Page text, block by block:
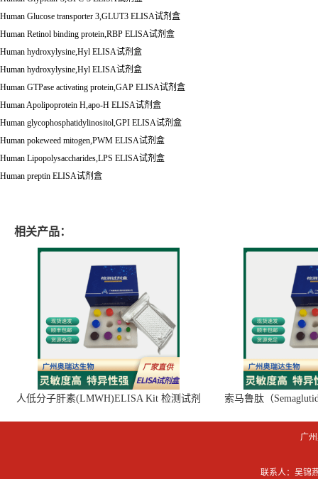
Human Glucose transporter 3,GLUT3 ELISA试剂盒
Human Retinol binding protein,RBP ELISA试剂盒
Human hydroxylysine,Hyl ELISA试剂盒
Human hydroxylysine,Hyl ELISA试剂盒
Human GTPase activating protein,GAP ELISA试剂盒
Human Apolipoprotein H,apo-H ELISA试剂盒
Human glycophosphatidylinositol,GPI ELISA试剂盒
Human pokeweed mitogen,PWM ELISA试剂盒
Human Lipopolysaccharides,LPS ELISA试剂盒
Human preptin ELISA试剂盒
相关产品：
人低分子肝素(LMWH)ELISA Kit 检测试剂
索马鲁肽（
广
联系人：吴锦